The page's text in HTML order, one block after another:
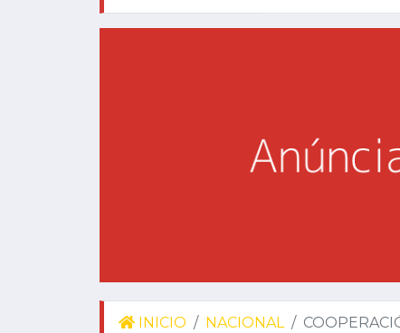
INICIO NACIONAL